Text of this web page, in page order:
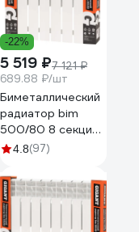
-22%
5 519 ₽7 121 ₽
689.88 ₽/шт
Биметаллический
радиатор bim
500/80 8 секций
Gigant GRBM58-8
4.8(97)